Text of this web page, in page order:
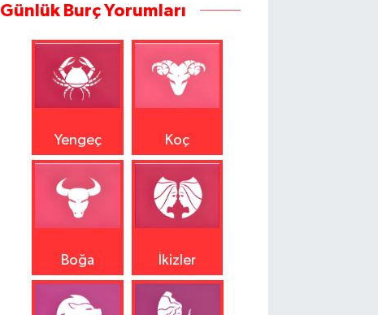
Günlük Burç Yorumları
Yengeç Koç
Boğa İkizler